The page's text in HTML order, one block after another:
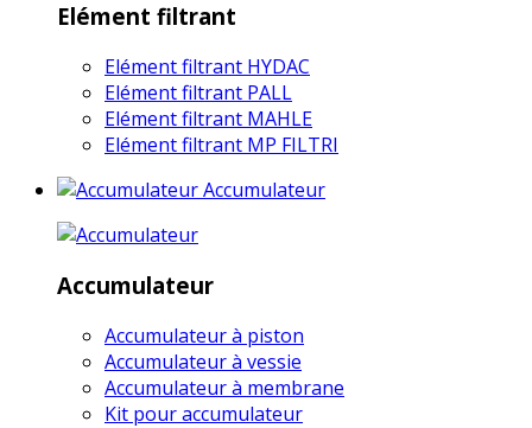
Elément filtrant
Elément filtrant HYDAC
Elément filtrant PALL
Elément filtrant MAHLE
Elément filtrant MP FILTRI
Accumulateur
Accumulateur
Accumulateur à piston
Accumulateur à vessie
Accumulateur à membrane
Kit pour accumulateur